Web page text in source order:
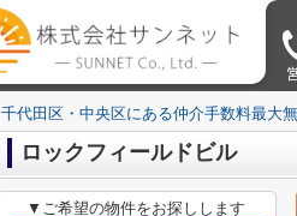
千代田区・中央区にある仲介手数料最大
ロックフィールドビル
▼ご希望の物件をお探しします